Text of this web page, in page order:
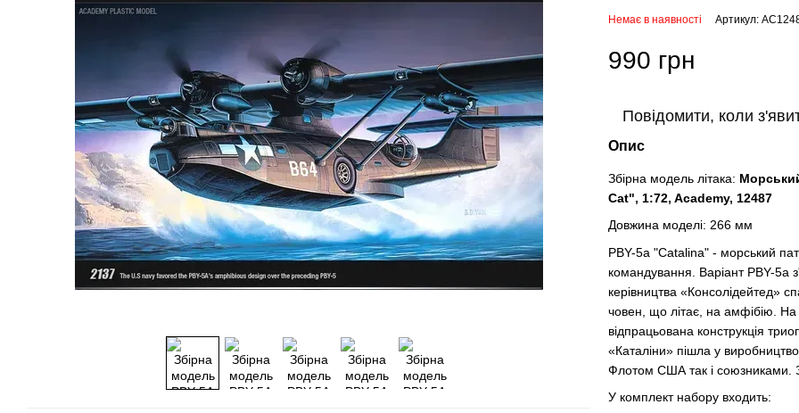
Немає в наявності Артикул:
990 грн
Повідомити, коли
Опис
Збірна модель літака:
Cat", 1:72, Academy, 12487
Довжина моделі: 266 мм
PBY-5a "Catalina" - морський
командування. Варіант PBY-5a
керівництва «Консолідейтед»
човен, що літає, на амфібію. На
відпрацьована конструкція
«Каталіни» пішла у
Флотом США так і союзниками.
У комплект набору входить: